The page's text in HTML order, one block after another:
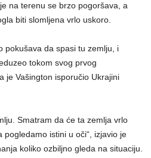
na terenu se brzo pogoršava, a
biti slomljena vrlo uskoro.
pokušava da spasi tu zemlju, i
tokom svog prvog
je Vašington isporučio Ukrajini
Smatram da će ta zemlja vrlo
istini u oči“, izjavio je
koliko ozbiljno gleda na situaciju.